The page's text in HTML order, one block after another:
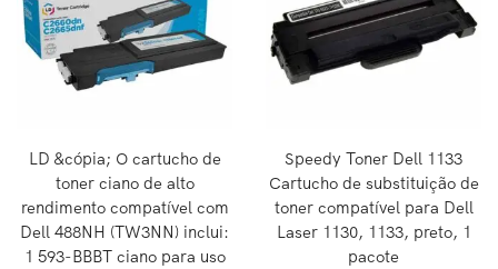
LD &cópia; O cartucho de
toner ciano de alto
rendimento compatível com
Dell 488NH (TW3NN) inclui:
1 593-BBBT ciano para uso
Speedy Toner Dell 1133
Cartucho de substituição de
toner compatível para Dell
Laser 1130, 1133, preto, 1
pacote